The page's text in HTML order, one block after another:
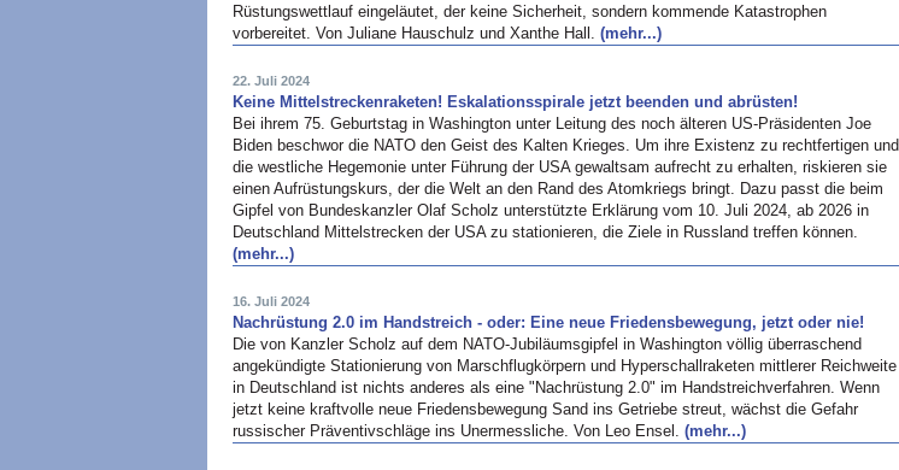
Rüstungswettlauf eingeläutet, der keine Sicherheit, sondern kommende Katastrophen
vorbereitet. Von Juliane Hauschulz und Xanthe Hall. (mehr...)
22. Juli 2024
Keine Mittelstreckenraketen! Eskalationsspirale jetzt beenden und abrüsten!
Bei ihrem 75. Geburtstag in Washington unter Leitung des noch älteren US-Präsidenten Joe
Biden beschwor die NATO den Geist des Kalten Krieges. Um ihre Existenz zu rechtfertigen und
die westliche Hegemonie unter Führung der USA gewaltsam aufrecht zu erhalten, riskieren sie
einen Aufrüstungskurs, der die Welt an den Rand des Atomkriegs bringt. Dazu passt die beim
Gipfel von Bundeskanzler Olaf Scholz unterstützte Erklärung vom 10. Juli 2024, ab 2026 in
Deutschland Mittelstrecken der USA zu stationieren, die Ziele in Russland treffen können.
(mehr...)
16. Juli 2024
Nachrüstung 2.0 im Handstreich - oder: Eine neue Friedensbewegung, jetzt oder nie!
Die von Kanzler Scholz auf dem NATO-Jubiläumsgipfel in Washington völlig überraschend
angekündigte Stationierung von Marschflugkörpern und Hyperschallraketen mittlerer Reichweite
in Deutschland ist nichts anderes als eine "Nachrüstung 2.0" im Handstreichverfahren. Wenn
jetzt keine kraftvolle neue Friedensbewegung Sand ins Getriebe streut, wächst die Gefahr
russischer Präventivschläge ins Unermessliche. Von Leo Ensel. (mehr...)